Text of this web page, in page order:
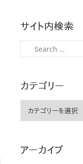
サイト内検索
索
カテゴリー
ー
アーカイブ